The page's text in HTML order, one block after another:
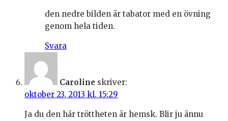
den nedre bilden är tabator med en övning
genom hela tiden.
Svara
Caroline skriver:
oktober 23, 2013 kl. 15:29
Ja du den här tröttheten är hemsk. Blir ju ännu